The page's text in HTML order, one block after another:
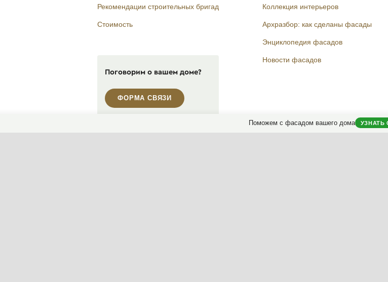
Поможем с фасадом вашего дома УЗНАТЬ
Рекомендации строительных бригад
Стоимость
Поговорим о вашем доме?
ФОРМА СВЯЗИ
Коллекция интерьеров
Архразбор: как сделаны фасады
Энциклопедия фасадов
Новости фасадов